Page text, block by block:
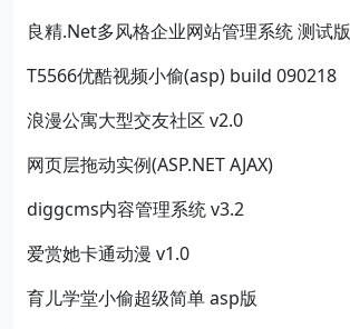
良精.Net多风格企业网站管理系统 测试版
T5566优酷视频小偷(asp) build 090218
浪漫公寓大型交友社区 v2.0
网页层拖动实例(ASP.NET AJAX)
diggcms内容管理系统 v3.2
爱赏她卡通动漫 v1.0
育儿学堂小偷超级简单 asp版